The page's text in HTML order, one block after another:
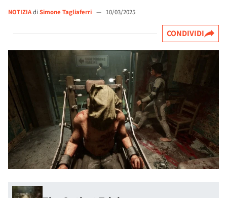
NOTIZIAdi Simone Tagliaferri — 10/03/2025
CONDIVIDI